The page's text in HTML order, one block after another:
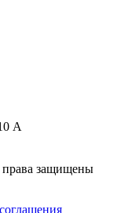
А
защищены